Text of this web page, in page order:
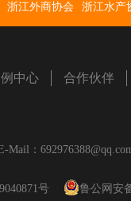
浙江外商协会 浙江水产
中心 合作伙伴
：
号 鲁公网安